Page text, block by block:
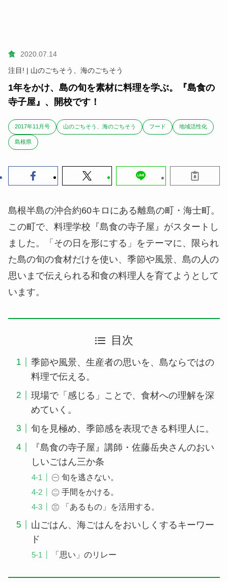
食
2020.07.14
注目! | 山のごちそう、海のごちそう
1年をかけ、島の旬を素材に料理を学ぶ。『島食の
寺子屋』、開校です！
2017年11月号 山のごちそう、海のごちそう フード 地域活性化
島根県
島根半島の沖合約60キロにある離島の町・海士町。
この町で、料理学校『島食の寺子屋』がスタートし
ました。「その日を形にする」をテーマに、限られ
た島の旬の食材だけを使い、季節や風景、島の人の
思いまで伝えられる和食の料理人を育てようとして
います。
目次
季節や風景、生産者の思いを、島ならではの
料理で伝える。
現場で「感じる」ことで、食材への理解を深
めていく。
旬を見極め、季節感を表現できる料理人に。
『島食の寺子屋』講師・佐藤岳央さんのおい
しいごはん三か条
㊀ 旬を逃さない。
㊁ 手間をかける。
㊂ 「あるもの」を活用する。
山ごはん、海ごはんをおいしくするキーワー
ド
「思い」のリレー